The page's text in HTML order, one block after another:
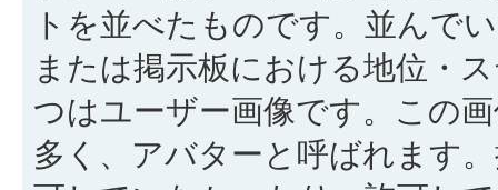
トを並べたものです。並んで
または掲示板における地位・
つはユーザー画像です。この
多く、アバターと呼ばれます